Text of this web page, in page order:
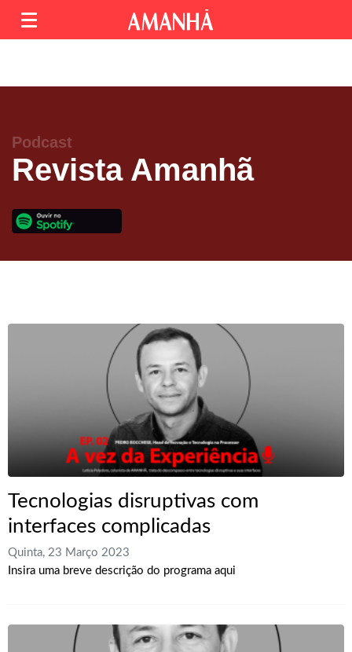
Podcast
Revista Amanhã
Tecnologias disruptivas com
interfaces complicadas
Quinta, 23 Março 2023
Insira uma breve descrição do programa aqui